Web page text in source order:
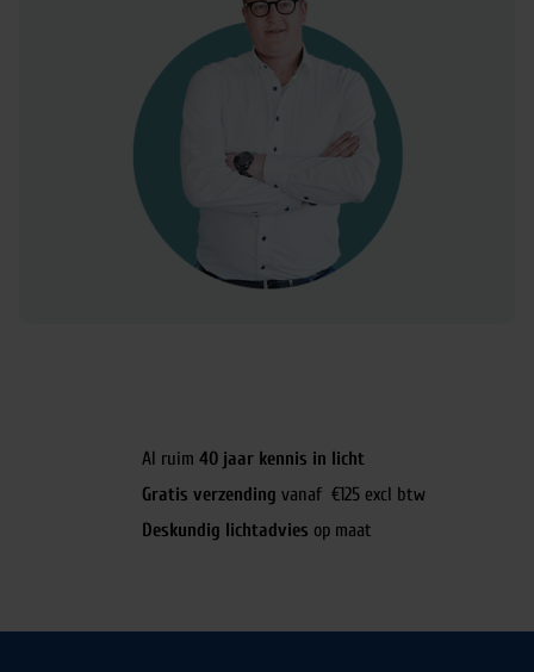
Al ruim 40 jaar kennis in licht
Gratis verzending vanaf €125 excl btw
Deskundig lichtadvies op maat